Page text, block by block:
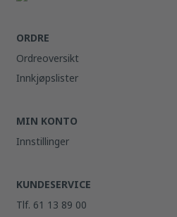
ORDRE
Ordreoversikt
Innkjøpslister
MIN KONTO
Innstillinger
KUNDESERVICE
Tlf. 61 13 89 00